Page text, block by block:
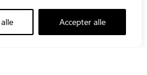
Accepter alle
+45 43960012